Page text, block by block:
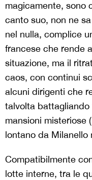
magicamente, sono
canto suo, non ne
nel nulla, complice
francese che rende
situazione, ma il
caos, con continui
alcuni dirigenti che
talvolta battagliando
mansioni misteriose
lontano da Milanello
Compatibilmente
lotte interne, tra le